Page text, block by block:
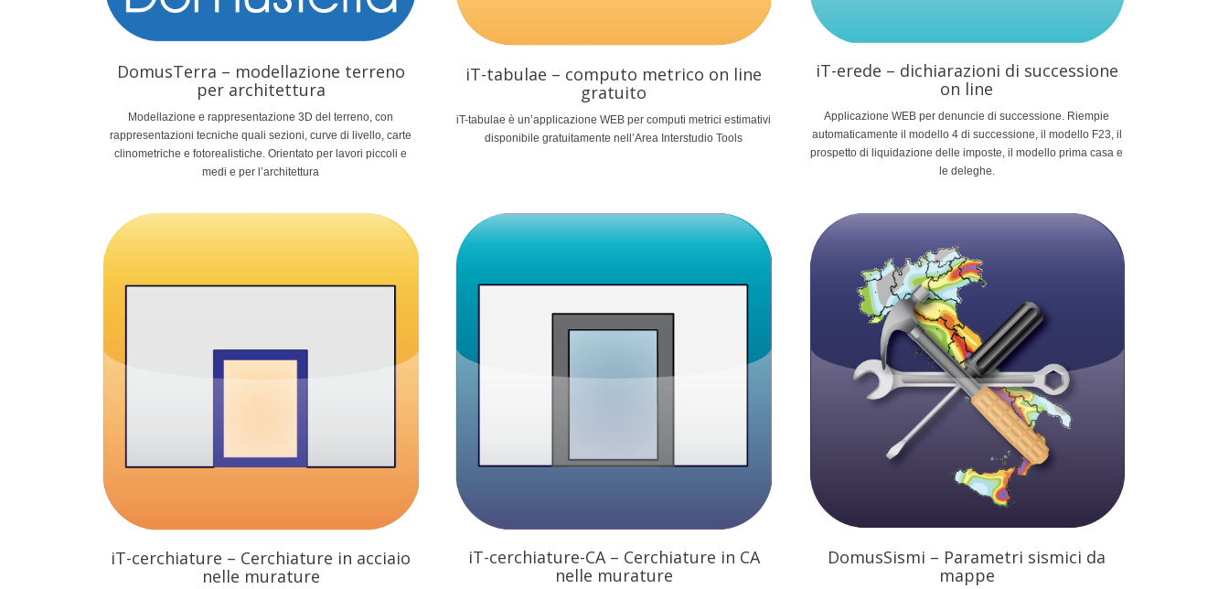
DomusTerra – modellazione terreno
per architettura
Modellazione e rappresentazione 3D del terreno, con
rappresentazioni tecniche quali sezioni, curve di livello, carte
clinometriche e fotorealistiche. Orientato per lavori piccoli e
medi e per l’architettura
iT-tabulae – computo metrico on line
gratuito
iT-tabulae è un’applicazione WEB per computi metrici estimativi
disponibile gratuitamente nell’Area Interstudio Tools
iT-erede – dichiarazioni di successione
on line
Applicazione WEB per denuncie di successione. Riempie
automaticamente il modello 4 di successione, il modello F23, il
prospetto di liquidazione delle imposte, il modello prima casa e
le deleghe.
iT-cerchiature – Cerchiature in acciaio
nelle murature
iT-cerchiature-CA – Cerchiature in CA
nelle murature
DomusSismi – Parametri sismici da
mappe